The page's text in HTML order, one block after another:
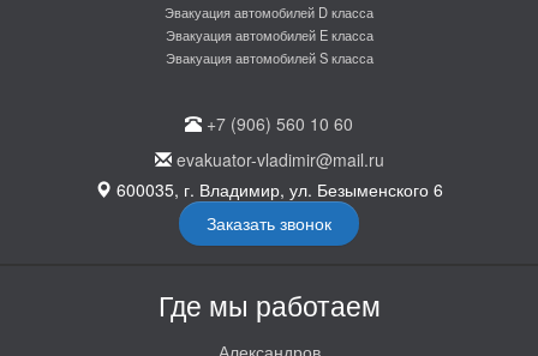
Эвакуация автомобилей D класса
Эвакуация автомобилей E класса
Эвакуация автомобилей S класса
+7 (906) 560 10 60
evakuator-vladimir@mail.ru
600035, г. Владимир, ул. Безыменского 6
Заказать звонок
Где мы работаем
Александров